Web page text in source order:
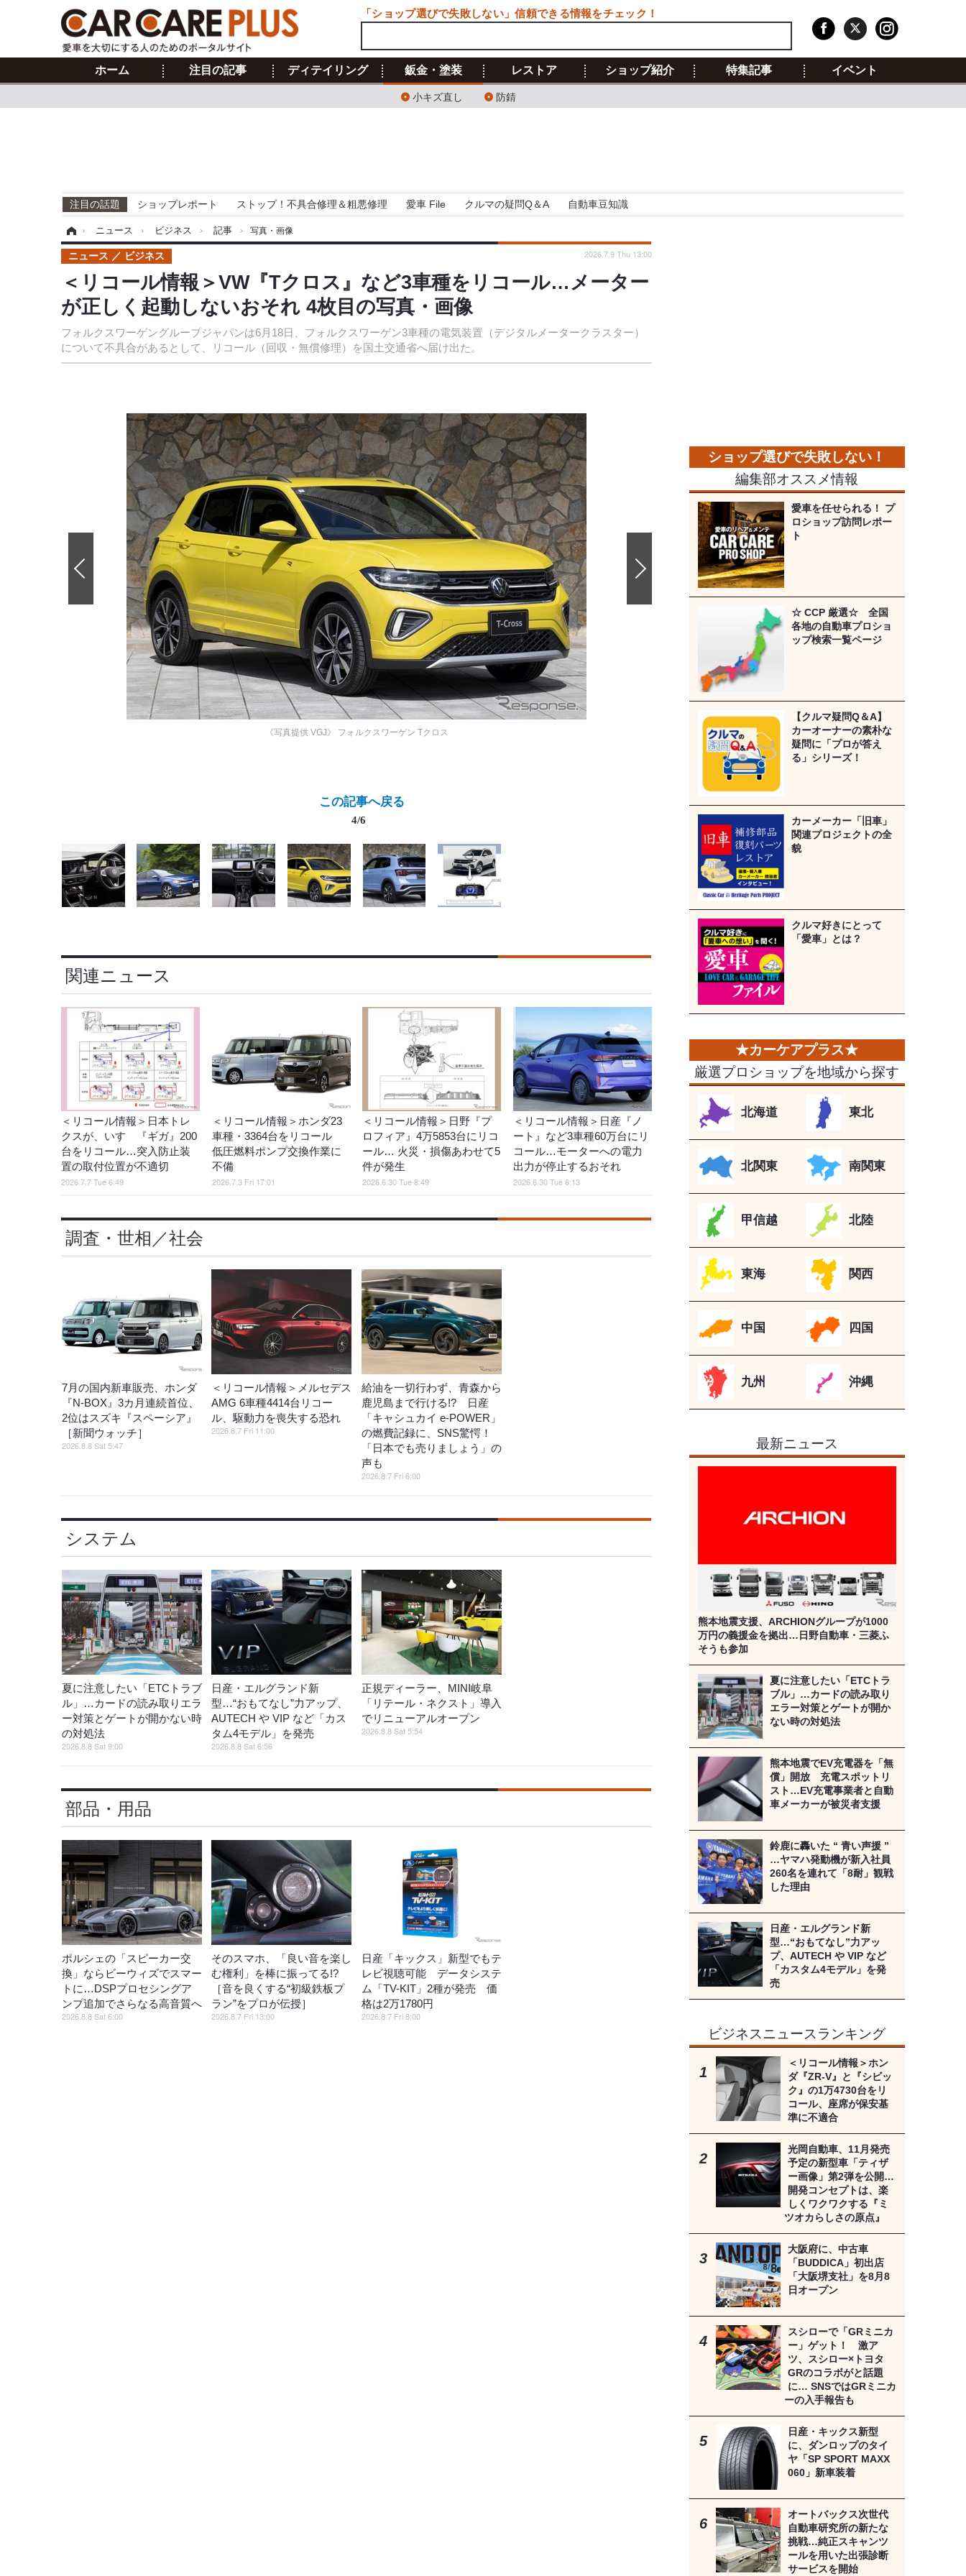
ホーム 注目の記事 ディテイリング 鈑金・塗装
小キズ直し 防錆
レストア ショップ紹介 特集記事 イベント
注目の話題 ショップレポート ストップ！不具合修理＆粗悪修理 愛車 File クルマの疑問Q＆A 自動車豆知識
› ニュース › ビジネス › 記事 › 写真・画像
＜リコール情報＞VW『Tクロス』など3車種をリコール…メーター
が正しく起動しないおそれ 4枚目の写真・画像
フォルクスワーゲングループジャパンは6月18日、フォルクスワーゲン3車種の電気装置（デジタルメータークラスター）
について不具合があるとして、リコール（回収・無償修理）を国土交通省へ届け出た。
ニュース ビジネス 2026.7.9 Thu 13:00
《写真提供 VGJ》 フォルクスワーゲン Tクロス
この記事へ戻る
4/6
関連ニュース
＜リコール情報＞日本トレ
クスが、いすゞ『ギガ』200
台をリコール…突入防止装
置の取付位置が不適切
2026.7.7 Tue 6:49
＜リコール情報＞ホンダ23
車種・3364台をリコール
低圧燃料ポンプ交換作業に
不備
2026.7.3 Fri 17:01
＜リコール情報＞日野『プ
ロフィア』4万5853台にリコ
ール… 火災・損傷あわせて5
件が発生
2026.6.30 Tue 8:49
＜リコール情報＞日産『ノ
ート』など3車種60万台にリ
コール…モーターへの電力
出力が停止するおそれ
2026.6.30 Tue 6:13
調査・世相／社会
7月の国内新車販売、ホンダ
『N-BOX』3カ月連続首位、
2位はスズキ『スペーシア』
［新聞ウォッチ］
2026.8.8 Sat 5:47
＜リコール情報＞メルセデス
AMG 6車種4414台リコー
ル、駆動力を喪失する恐れ
2026.8.7 Fri 11:00
給油を一切行わず、青森から
鹿児島まで行ける!? 日産
「キャシュカイ e-POWER」
の燃費記録に、SNS驚愕！
「日本でも売りましょう」の
声も
2026.8.7 Fri 6:00
システム
夏に注意したい「ETCトラブ
ル」…カードの読み取りエラ
ー対策とゲートが開かない時
の対処法
2026.8.8 Sat 9:00
日産・エルグランド新
型…“おもてなし”力アップ、
AUTECH や VIP など「カス
タム4モデル」を発売
2026.8.8 Sat 6:56
正規ディーラー、MINI岐阜
「リテール・ネクスト」導入
でリニューアルオープン
2026.8.8 Sat 5:54
部品・用品
ポルシェの「スピーカー交
換」ならビーウィズでスマー
トに…DSPプロセシングア
ンプ追加でさらなる高音質へ
2026.8.8 Sat 6:00
そのスマホ、「良い音を楽し
む権利」を棒に振ってる!?
［音を良くする“初級鉄板プ
ラン”をプロが伝授］
2026.8.7 Fri 13:00
日産「キックス」新型でもテ
レビ視聴可能 データシステ
ム「TV-KIT」2種が発売 価
格は2万1780円
2026.8.7 Fri 8:00
編集部オススメ情報
愛車を任せられる！ プ
ロショップ訪問レポー
ト
☆ CCP 厳選☆ 全国
各地の自動車プロショ
ップ検索一覧ページ
【クルマ疑問Q＆A】
カーオーナーの素朴な
疑問に「プロが答え
る」シリーズ！
カーメーカー「旧車」
関連プロジェクトの全
貌
クルマ好きにとって
「愛車」とは？
厳選プロショップを地域から探す
北海道 東北
北関東 南関東
甲信越 北陸
東海 関西
中国 四国
九州 沖縄
最新ニュース
熊本地震支援、ARCHIONグループが1000
万円の義援金を拠出…日野自動車・三菱ふ
そうも参加
夏に注意したい「ETCトラ
ブル」…カードの読み取り
エラー対策とゲートが開か
ない時の対処法
熊本地震でEV充電器を「無
償」開放 充電スポットリ
スト…EV充電事業者と自動
車メーカーが被災者支援
鈴鹿に轟いた “ 青い声援 ”
…ヤマハ発動機が新入社員
260名を連れて「8耐」観戦
した理由
日産・エルグランド新
型…“おもてなし”力アッ
プ、AUTECH や VIP など
「カスタム4モデル」を発
売
ビジネスニュースランキング
＜リコール情報＞ホン
ダ『ZR-V』と『シビッ
ク』の1万4730台をリ
コール、座席が保安基
準に不適合
光岡自動車、11月発売
予定の新型車「ティザ
ー画像」第2弾を公開…
開発コンセプトは、楽
しくワクワクする『ミ
ツオカらしさの原点』
大阪府に、中古車
「BUDDICA」初出店
「大阪堺支社」を8月8
日オープン
スシローで「GRミニカ
ー」ゲット！ 激ア
ツ、スシロー×トヨタ
GRのコラボがと話題
に… SNSではGRミニカ
ーの入手報告も
日産・キックス新型
に、ダンロップのタイ
ヤ「SP SPORT MAXX
060」新車装着
オートバックス次世代
自動車研究所の新たな
挑戦…純正スキャンツ
ールを用いた出張診断
サービスを開始
「ショップ選びで失敗しない」信頼できる情報をチェック！